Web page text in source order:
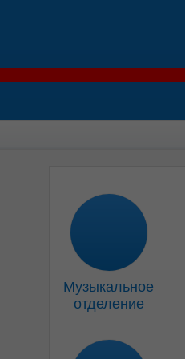
Музыкальное
отделение